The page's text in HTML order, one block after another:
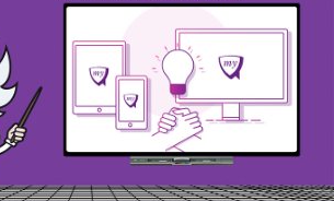
sondern
kein Geld zu